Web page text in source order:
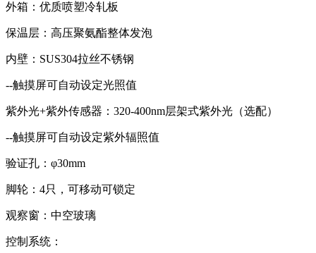
外箱：优质喷塑冷轧板
保温层：高压聚氨酯整体发泡
内壁：SUS304拉丝不锈钢
--触摸屏可自动设定光照值
紫外光+紫外传感器：320-400nm层架式紫外光（选配）
--触摸屏可自动设定紫外辐照值
验证孔：φ30mm
脚轮：4只，可移动可锁定
观察窗：中空玻璃
控制系统：